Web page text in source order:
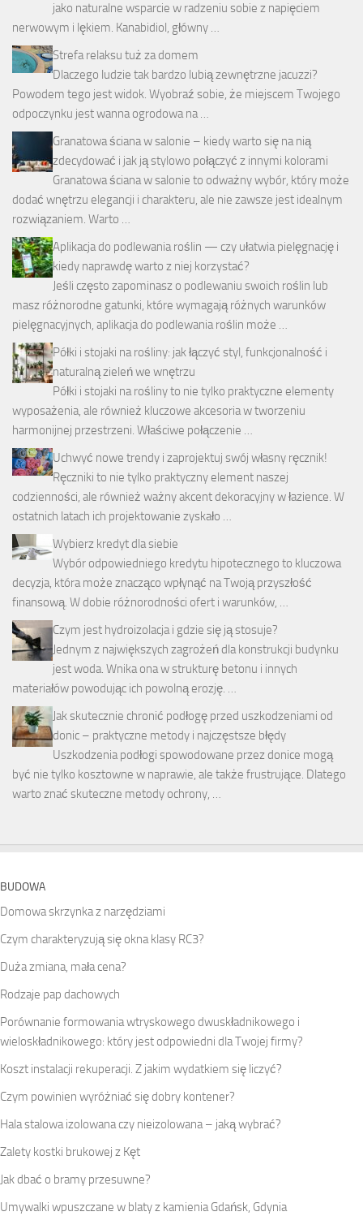
jako naturalne wsparcie w radzeniu sobie z napięciem
nerwowym i lękiem. Kanabidiol, główny …
Strefa relaksu tuż za domem
Dlaczego ludzie tak bardzo lubią zewnętrzne jacuzzi?
Powodem tego jest widok. Wyobraź sobie, że miejscem Twojego
odpoczynku jest wanna ogrodowa na …
Granatowa ściana w salonie – kiedy warto się na nią
zdecydować i jak ją stylowo połączyć z innymi kolorami
Granatowa ściana w salonie to odważny wybór, który może
dodać wnętrzu elegancji i charakteru, ale nie zawsze jest idealnym
rozwiązaniem. Warto …
Aplikacja do podlewania roślin — czy ułatwia pielęgnację i
kiedy naprawdę warto z niej korzystać?
Jeśli często zapominasz o podlewaniu swoich roślin lub
masz różnorodne gatunki, które wymagają różnych warunków
pielęgnacyjnych, aplikacja do podlewania roślin może …
Półki i stojaki na rośliny: jak łączyć styl, funkcjonalność i
naturalną zieleń we wnętrzu
Półki i stojaki na rośliny to nie tylko praktyczne elementy
wyposażenia, ale również kluczowe akcesoria w tworzeniu
harmonijnej przestrzeni. Właściwe połączenie …
Uchwyć nowe trendy i zaprojektuj swój własny ręcznik!
Ręczniki to nie tylko praktyczny element naszej
codzienności, ale również ważny akcent dekoracyjny w łazience. W
ostatnich latach ich projektowanie zyskało …
Wybierz kredyt dla siebie
Wybór odpowiedniego kredytu hipotecznego to kluczowa
decyzja, która może znacząco wpłynąć na Twoją przyszłość
finansową. W dobie różnorodności ofert i warunków, …
Czym jest hydroizolacja i gdzie się ją stosuje?
Jednym z największych zagrożeń dla konstrukcji budynku
jest woda. Wnika ona w strukturę betonu i innych
materiałów powodując ich powolną erozję. …
Jak skutecznie chronić podłogę przed uszkodzeniami od
donic – praktyczne metody i najczęstsze błędy
Uszkodzenia podłogi spowodowane przez donice mogą
być nie tylko kosztowne w naprawie, ale także frustrujące. Dlatego
warto znać skuteczne metody ochrony, …
BUDOWA
Domowa skrzynka z narzędziami
Czym charakteryzują się okna klasy RC3?
Duża zmiana, mała cena?
Rodzaje pap dachowych
Porównanie formowania wtryskowego dwuskładnikowego i
wieloskładnikowego: który jest odpowiedni dla Twojej firmy?
Koszt instalacji rekuperacji. Z jakim wydatkiem się liczyć?
Czym powinien wyróżniać się dobry kontener?
Hala stalowa izolowana czy nieizolowana – jaką wybrać?
Zalety kostki brukowej z Kęt
Jak dbać o bramy przesuwne?
Umywalki wpuszczane w blaty z kamienia Gdańsk, Gdynia